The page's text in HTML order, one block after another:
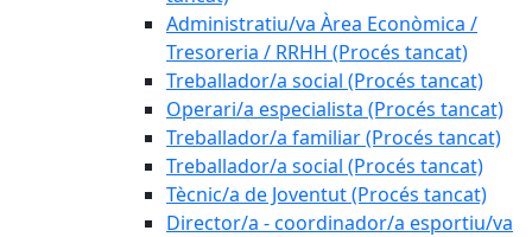
Administratiu/va Àrea Econòmica /
Tresoreria / RRHH (Procés tancat)
Treballador/a social (Procés tancat)
Operari/a especialista (Procés tancat)
Treballador/a familiar (Procés tancat)
Treballador/a social (Procés tancat)
Tècnic/a de Joventut (Procés tancat)
Director/a - coordinador/a esportiu/va